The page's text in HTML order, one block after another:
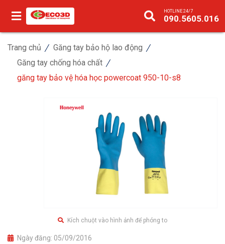
HOTLINE 24/7
090.5605.016
Trang chủ
Găng tay bảo hộ lao động
Găng tay chống hóa chất
găng tay bảo vệ hóa học powercoat 950-10-s8
Kích chuột vào hình ảnh để phóng to
Ngày đăng: 05/09/2016